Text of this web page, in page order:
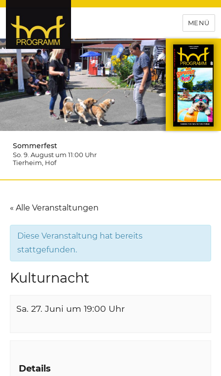
hof-programm – das
Veranstaltungsportal für
Hochfranken
MENÜ
Sommerfest
So. 9. August um 11:00 Uhr
Tierheim , Hof
« Alle Veranstaltungen
Diese Veranstaltung hat bereits
stattgefunden.
Kulturnacht
Sa. 27. Juni um 19:00 Uhr
Details